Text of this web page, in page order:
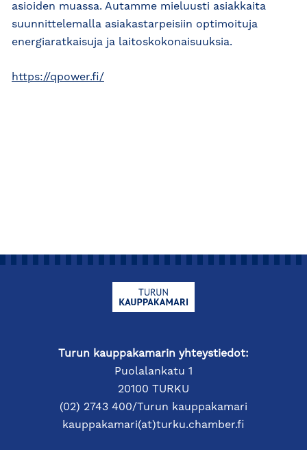
asioiden muassa. Autamme mieluusti asiakkaita
suunnittelemalla asiakastarpeisiin optimoituja
energiaratkaisuja ja laitoskokonaisuuksia.
https://qpower.fi/
Turun kauppakamarin yhteystiedot:
Puolalankatu 1
20100 TURKU
(02) 2743 400/Turun kauppakamari
kauppakamari(at)turku.chamber.fi